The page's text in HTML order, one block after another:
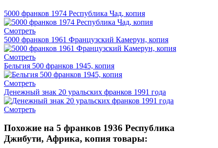
5000 франков 1974 Республика Чад, копия
Смотреть
5000 франков 1961 Французский Камерун, копия
Смотреть
Бельгия 500 франков 1945, копия
Смотреть
Денежный знак 20 уральских франков 1991 года
Смотреть
Похожие на 5 франков 1936 Республика
Джибути, Африка, копия товары: